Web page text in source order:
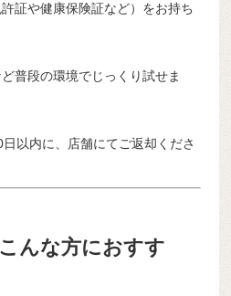
証や健康保険証など）をお持ち
普段の環境でじっくり試せま
以内に、店舗にてご返却くださ
んな方におすす